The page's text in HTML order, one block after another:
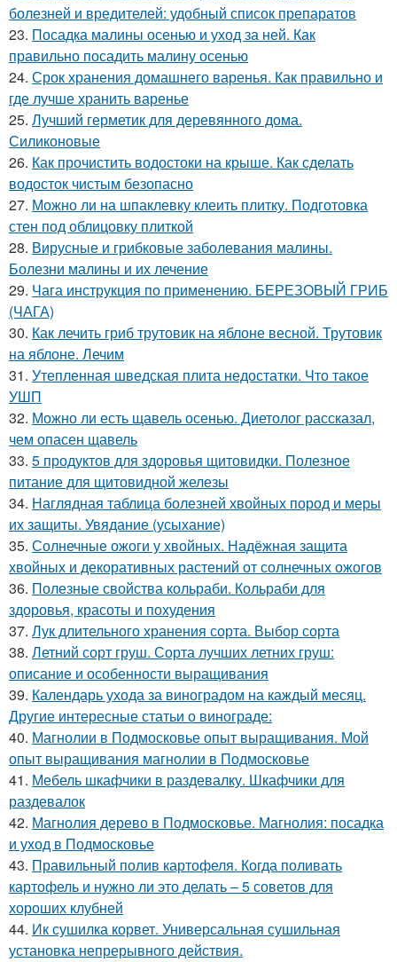
болезней и вредителей: удобный список препаратов
23. Посадка малины осенью и уход за ней. Как
правильно посадить малину осенью
24. Срок хранения домашнего варенья. Как правильно и
где лучше хранить варенье
25. Лучший герметик для деревянного дома.
Силиконовые
26. Как прочистить водостоки на крыше. Как сделать
водосток чистым безопасно
27. Можно ли на шпаклевку клеить плитку. Подготовка
стен под облицовку плиткой
28. Вирусные и грибковые заболевания малины.
Болезни малины и их лечение
29. Чага инструкция по применению. БЕРЕЗОВЫЙ ГРИБ
(ЧАГА)
30. Как лечить гриб трутовик на яблоне весной. Трутовик
на яблоне. Лечим
31. Утепленная шведская плита недостатки. Что такое
УШП
32. Можно ли есть щавель осенью. Диетолог рассказал,
чем опасен щавель
33. 5 продуктов для здоровья щитовидки. Полезное
питание для щитовидной железы
34. Наглядная таблица болезней хвойных пород и меры
их защиты. Увядание (усыхание)
35. Солнечные ожоги у хвойных. Надёжная защита
хвойных и декоративных растений от солнечных ожогов
36. Полезные свойства кольраби. Кольраби для
здоровья, красоты и похудения
37. Лук длительного хранения сорта. Выбор сорта
38. Летний сорт груш. Сорта лучших летних груш:
описание и особенности выращивания
39. Календарь ухода за виноградом на каждый месяц.
Другие интересные статьи о винограде:
40. Магнолии в Подмосковье опыт выращивания. Мой
опыт выращивания магнолии в Подмосковье
41. Мебель шкафчики в раздевалку. Шкафчики для
раздевалок
42. Магнолия дерево в Подмосковье. Магнолия: посадка
и уход в Подмосковье
43. Правильный полив картофеля. Когда поливать
картофель и нужно ли это делать – 5 советов для
хороших клубней
44. Ик сушилка корвет. Универсальная сушильная
установка непрерывного действия.